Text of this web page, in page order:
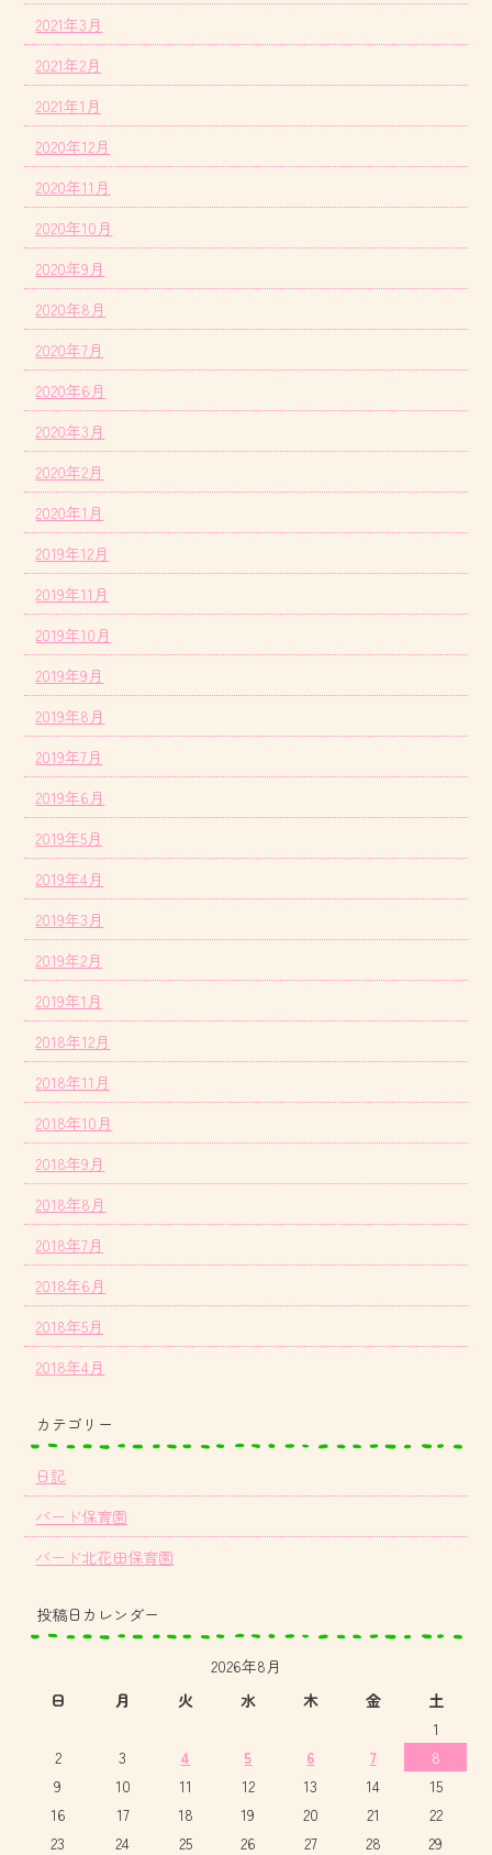
2021年3月
2021年2月
2021年1月
2020年12月
2020年11月
2020年10月
2020年9月
2020年8月
2020年7月
2020年6月
2020年3月
2020年2月
2020年1月
2019年12月
2019年11月
2019年10月
2019年9月
2019年8月
2019年7月
2019年6月
2019年5月
2019年4月
2019年3月
2019年2月
2019年1月
2018年12月
2018年11月
2018年10月
2018年9月
2018年8月
2018年7月
2018年6月
2018年5月
2018年4月
カテゴリー
日記
バード保育園
バード北花田保育園
投稿日カレンダー
2026年8月
日
月 火 水 木 金
土
1
2
3 4 5 6 7
8
9
10 11 12 13 14
15
16
17 18 19 20 21
22
23
24 25 26 27 28 29